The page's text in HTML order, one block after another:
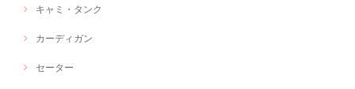
キャミ・タンク
カーディガン
セーター